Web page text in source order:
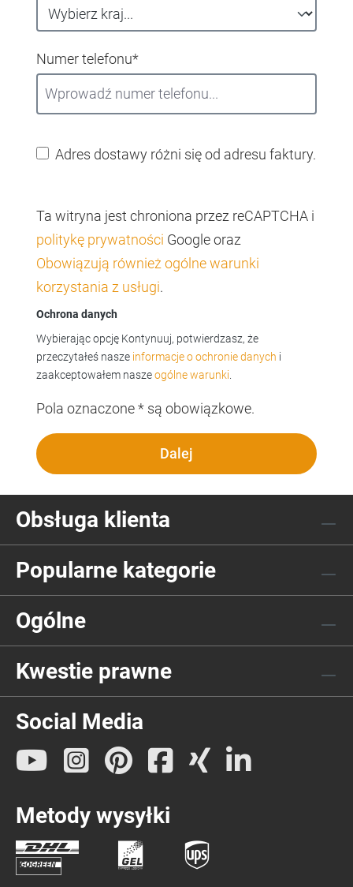
Numer telefonu*
Adres dostawy różni się od adresu faktury.
Ta witryna jest chroniona przez reCAPTCHA i
politykę prywatności Google oraz
Obowiązują również ogólne warunki
korzystania z usługi.
Ochrona danych
Wybierając opcję Kontynuuj, potwierdzasz, że
przeczytałeś nasze informacje o ochronie danych i
zaakceptowałem naszeogólne warunki
Pola oznaczone * są obowiązkowe.
Dalej
Obsługa klienta
Popularne kategorie
Ogólne
Kwestie prawne
Social Media
Metody wysyłki